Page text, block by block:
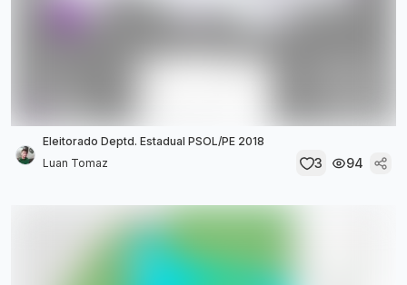
Eleitorado Deptd. Estadual PSOL/PE 2018
Luan Tomaz
3 94